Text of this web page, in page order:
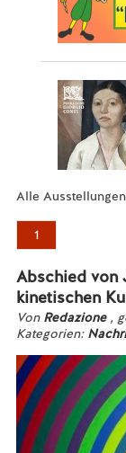
Alle
1
Abschied von
kinetischen
Von Redazione ,
Kategorien: